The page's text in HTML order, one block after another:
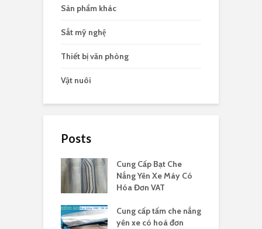
Sản phẩm khác
Sắt mỹ nghệ
Thiết bị văn phòng
Vật nuôi
Posts
Cung Cấp Bạt Che
Nắng Yên Xe Máy Có
Hóa Đơn VAT
Cung cấp tấm che nắng
yên xe có hoá đơn